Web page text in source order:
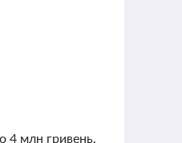
4 млн гривень,